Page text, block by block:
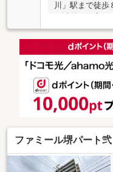
川」駅まで徒
お問い合わせ
ファミール堺パート弐